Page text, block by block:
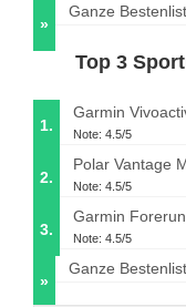
»
Ganze
Top 3
1.
Garmin
Note: 4.5/5
2.
Polar Vantage
Note: 4.5/5
3.
Garmin
Note: 4.5/5
»
Ganze